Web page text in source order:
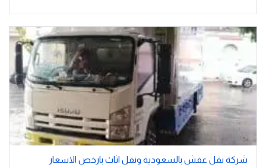
شركة نقل عفش بالسعودية ونقل اثاث بارخص الاسعار